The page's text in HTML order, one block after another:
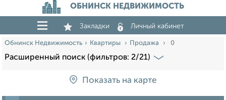
ОБНИНСК НЕДВИЖИМОСТЬ
Закладки Личный кабинет
Обнинск Недвижимость Квартиры Продажа 0
Расширенный поиск (фильтров: 2/21)
Показать на карте